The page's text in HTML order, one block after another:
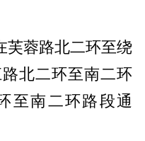
芙蓉路北二环至绕
北二环至南二环
至南二环路段通